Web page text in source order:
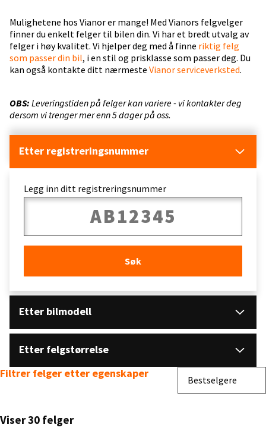
Mulighetene hos Vianor er mange! Med Vianors felgvelger
finner du enkelt felger til bilen din. Vi har et bredt utvalg av
felger i høy kvalitet. Vi hjelper deg med å finne riktig felg
som passer din bil, i en stil og prisklasse som passer deg. Du
kan også kontakte ditt nærmeste Vianor serviceverksted.
OBS: Leveringstiden på felger kan variere - vi kontakter deg
dersom vi trenger mer enn 5 dager på oss.
Etter registreringsnummer
Legg inn ditt registreringsnummer
Søk
Etter bilmodell
Etter felgstørrelse
Bestselgere
Viser 30 felger
Filtrer felger etter egenskaper